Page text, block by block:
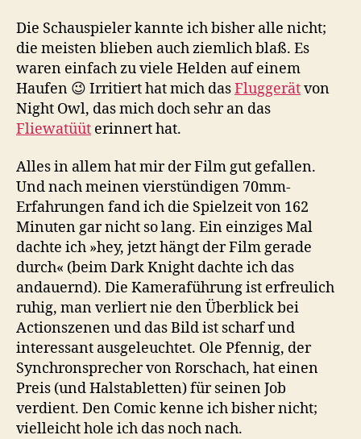
Die Schauspieler kannte ich bisher alle nicht;
die meisten blieben auch ziemlich blaß. Es
waren einfach zu viele Helden auf einem
Haufen 😉 Irritiert hat mich dasFluggerätvon
Night Owl, das mich doch sehr an das
Fliewatüüt erinnert hat.
Alles in allem hat mir der Film gut gefallen.
Und nach meinen vierstündigen 70mm-
Erfahrungen fand ich die Spielzeit von 162
Minuten gar nicht so lang. Ein einziges Mal
dachte ich »hey, jetzt hängt der Film gerade
durch« (beim Dark Knight dachte ich das
andauernd). Die Kameraführung ist erfreulich
ruhig, man verliert nie den Überblick bei
Actionszenen und das Bild ist scharf und
interessant ausgeleuchtet. Ole Pfennig, der
Synchronsprecher von Rorschach, hat einen
Preis (und Halstabletten) für seinen Job
verdient. Den Comic kenne ich bisher nicht;
vielleicht hole ich das noch nach.